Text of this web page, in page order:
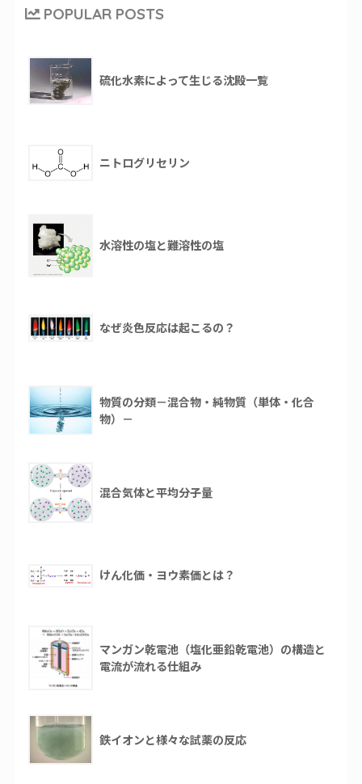
POPULAR POSTS
硫化水素によって生じる沈殿一覧
ニトログリセリン
水溶性の塩と難溶性の塩
なぜ炎色反応は起こるの？
物質の分類－混合物・純物質（単体・化合
物）－
混合気体と平均分子量
けん化価・ヨウ素価とは？
マンガン乾電池（塩化亜鉛乾電池）の構造と
電流が流れる仕組み
鉄イオンと様々な試薬の反応